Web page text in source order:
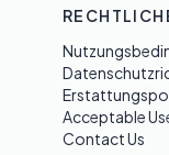
Acceptable
Contact Us